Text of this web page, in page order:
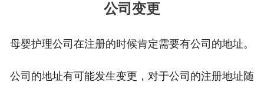
公司变更
母婴护理公司在注册的时候肯定需要有公司的地址。
公司的地址有可能发生变更，对于公司的注册地址随